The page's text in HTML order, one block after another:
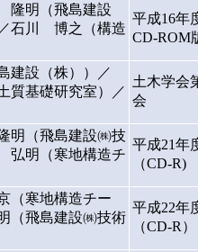
隆明（飛島建設
石川 博之（構造
平成16年
CD-ROM
設（株））／
基礎研究室）／
土木学会
会
（飛島建設㈱技
明（寒地構造チ
平成21年
（CD-R)
（寒地構造チー
（飛島建設㈱技術
平成22年
（CD-R）